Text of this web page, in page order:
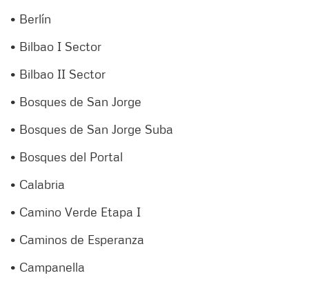
• Berlín
• Bilbao I Sector
• Bilbao II Sector
• Bosques de San Jorge
• Bosques de San Jorge Suba
• Bosques del Portal
• Calabria
• Camino Verde Etapa I
• Caminos de Esperanza
• Campanella